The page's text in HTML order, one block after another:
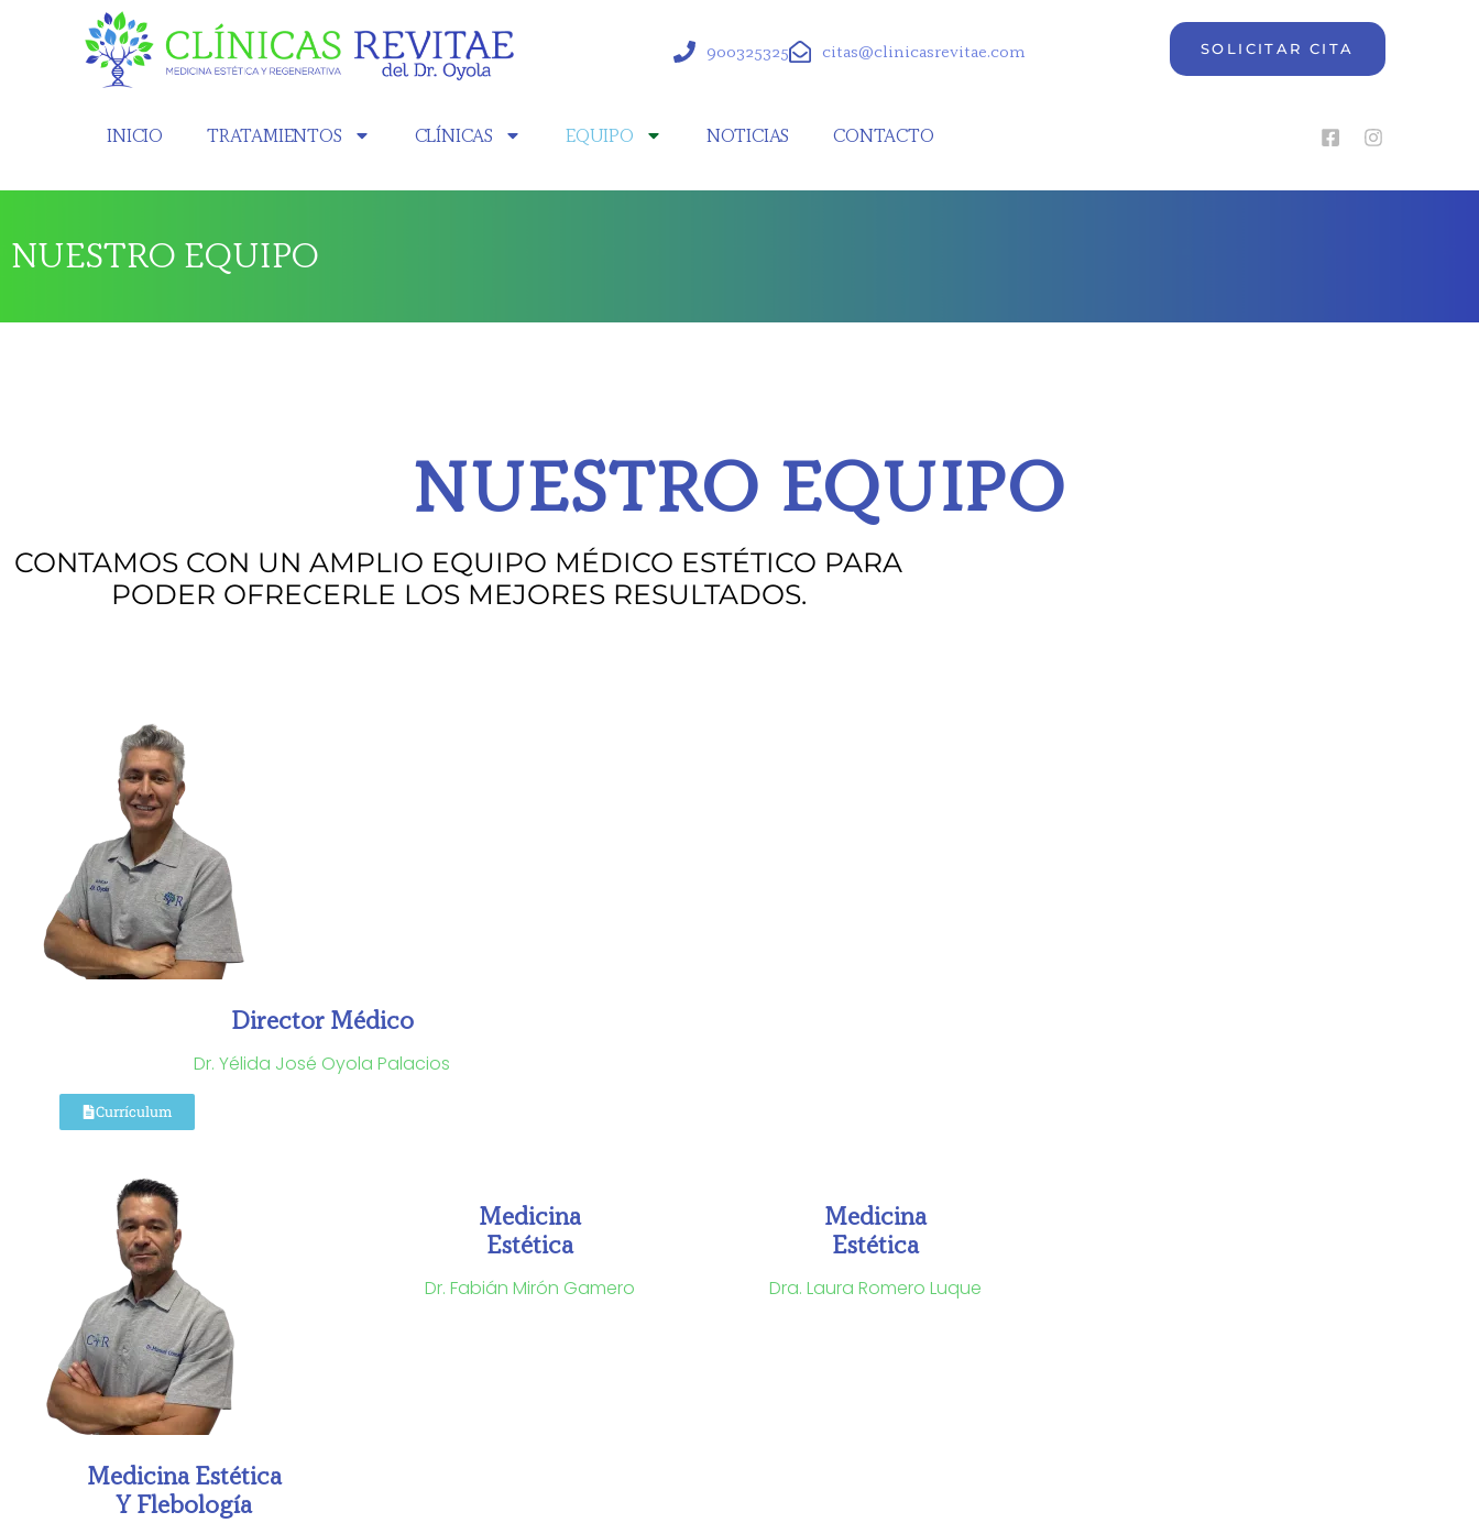
900325325 citas@clinicasrevitae.com SOLICITAR CITA
INICIO TRATAMIENTOS CLÍNICAS EQUIPO NOTICIAS CONTACTO
NUESTRO EQUIPO
NUESTRO EQUIPO
CONTAMOS CON UN AMPLIO EQUIPO MÉDICO ESTÉTICO PARA
PODER OFRECERLE LOS MEJORES RESULTADOS.
Director Médico
Dr. Yélida José Oyola Palacios
Currículum
Medicina Estética
Y Flebología
Medicina
Estética
Dr. Fabián Mirón Gamero
Medicina
Estética
Dra. Laura Romero Luque